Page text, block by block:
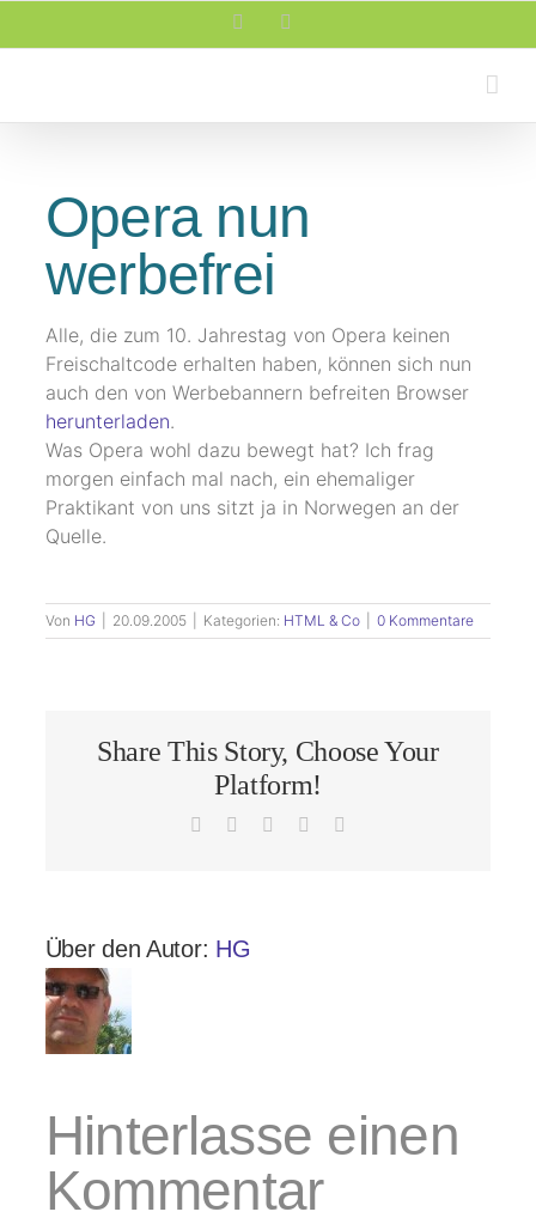
Inhalt
Facebook
Opera nun
werbefrei
Alle, die zum 10. Jahrestag von Opera keinen
Freischaltcode erhalten haben, können sich nun
auch den von Werbebannern befreiten Browser
herunterladen.
Was Opera wohl dazu bewegt hat? Ich frag
morgen einfach mal nach, ein ehemaliger
Praktikant von uns sitzt ja in Norwegen an der
Quelle.
Von HG 20.09.2005 Kategorien: HTML & Co 0 Kommentare
Share This Story, Choose Your
Platform!
Facebook LinkedInPinterest
Über den Autor: HG
Hinterlasse einen
Kommentar